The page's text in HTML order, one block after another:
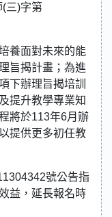
三)字第
養面對未來的能
旨揭計畫；為進
下辦理旨揭培訓
提升教學專業知
將於113年6月辦
提供更多初任教
號公告指
益，延長報名時